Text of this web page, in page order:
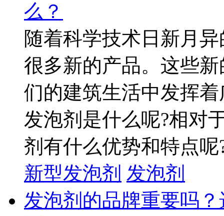
么？
随着科学技术日新月
很多新的产品。这些
们的建筑生活中发挥
发泡剂是什么呢?相对
剂有什么优势和特点呢
新型发泡剂 发泡剂
发泡剂的品牌重要吗